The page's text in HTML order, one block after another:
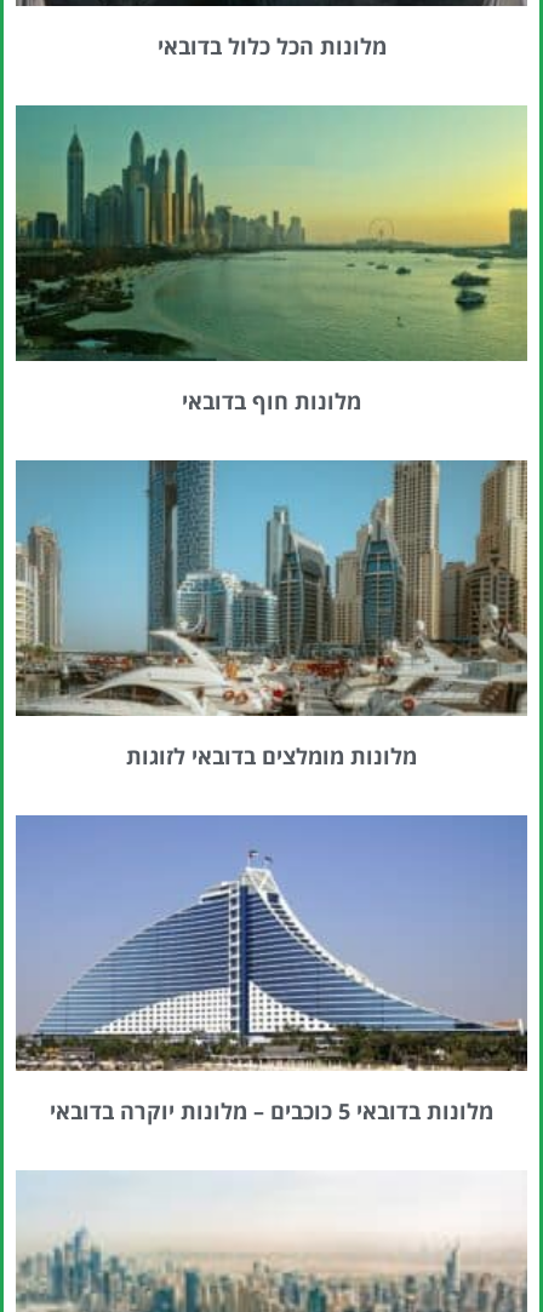
מלונות הכל כלול בדובאי
מלונות חוף בדובאי
מלונות מומלצים בדובאי לזוגות
מלונות בדובאי 5 כוכבים – מלונות יוקרה בדובאי